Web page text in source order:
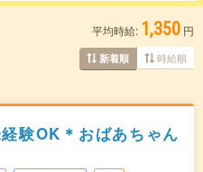
平均時給: 1,350 円
新着順 時給順
験OK＊おばあちゃん